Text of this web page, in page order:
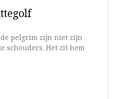
pelgrim zijn niet zijn
schouders. Het zit hem